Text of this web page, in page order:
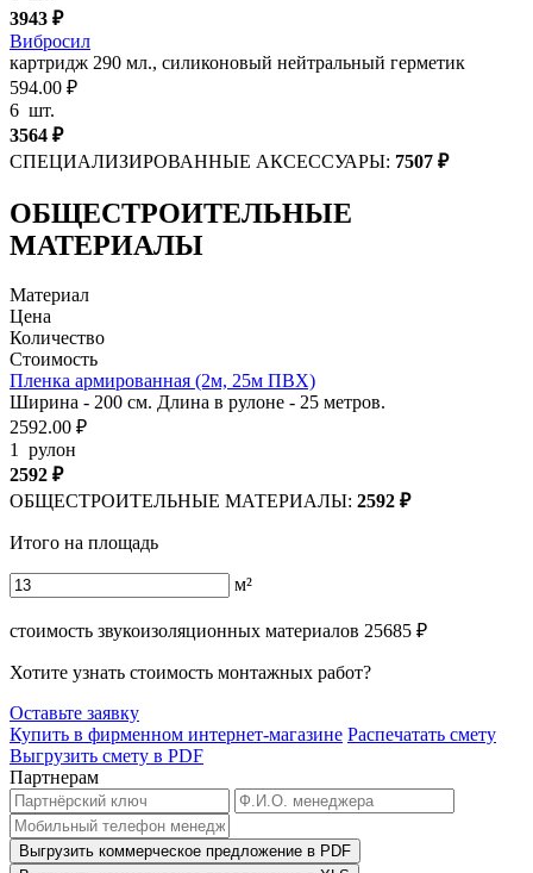
3943 ₽
Вибросил
картридж 290 мл., силиконовый нейтральный герметик
594.00 ₽
6 шт.
3564 ₽
СПЕЦИАЛИЗИРОВАННЫЕ АКСЕССУАРЫ: 7507 ₽
ОБЩЕСТРОИТЕЛЬНЫЕ
МАТЕРИАЛЫ
Материал
Цена
Количество
Стоимость
Пленка армированная (2м, 25м ПВХ)
Ширина - 200 см. Длина в рулоне - 25 метров.
2592.00 ₽
1 рулон
2592 ₽
ОБЩЕСТРОИТЕЛЬНЫЕ МАТЕРИАЛЫ: 2592 ₽
Итого на площадь
м²
стоимость звукоизоляционных материалов 25685 ₽
Хотите узнать стоимость монтажных работ?
Оставьте заявку
Купить в фирменном интернет-магазине Распечатать смету
Выгрузить смету в PDF
Партнерам
Выгрузить коммерческое предложение в PDF